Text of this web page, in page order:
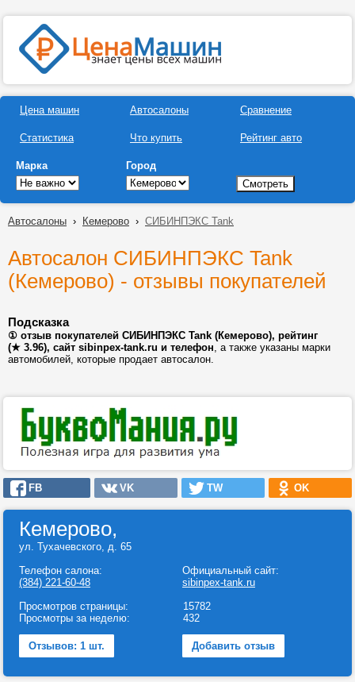
Цена машин
Статистика
Автосалоны
Что купить
Сравнение
Рейтинг авто
Марка Город
Автосалоны › Кемерово › СИБИНПЭКС Tank
Автосалон СИБИНПЭКС Tank
(Кемерово) - отзывы покупателей
Подсказка
① отзыв покупателей СИБИНПЭКС Tank (Кемерово), рейтинг
(★ 3.96), сайт sibinpex-tank.ru и телефон, а также указаны марки
автомобилей, которые продает автосалон.
FB VK TW OK
Кемерово,
ул. Тухачевского, д. 65
Телефон салона:
(384) 221-60-48
Официальный сайт:
sibinpex-tank.ru
Просмотров страницы:
Просмотры за неделю:
15782
432
Отзывов: 1 шт. Добавить отзыв